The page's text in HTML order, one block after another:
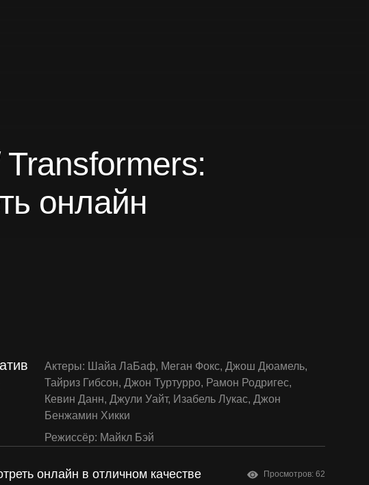
онлайн
Актеры: Шайа ЛаБаф, Меган Фокс, Джош Дюамель,
Тайриз Гибсон, Джон Туртурро, Рамон Родригес,
Кевин Данн, Джули Уайт, Изабель Лукас, Джон
Бенжамин Хикки
Режиссёр: Майкл Бэй
онлайн в отличном качестве Просмотров: 62